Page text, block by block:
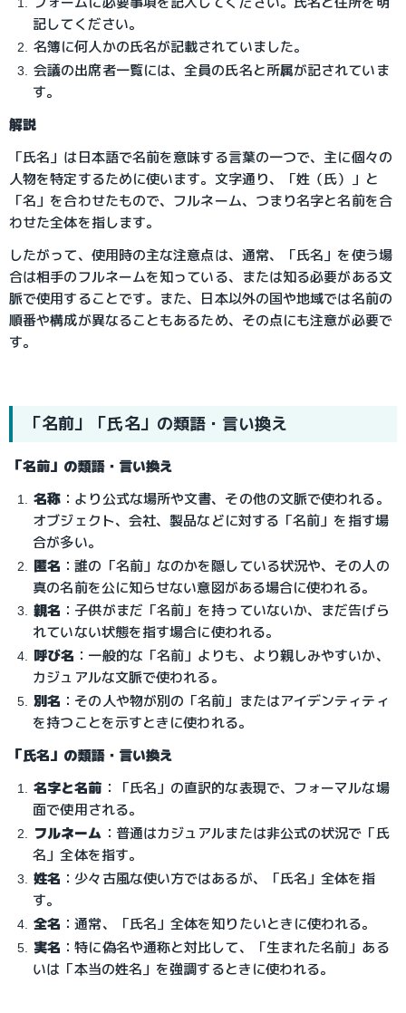
記してください。
名簿に何人かの氏名が記載されていました。
会議の出席者一覧には、全員の氏名と所属が記されていま
す。
解説
「氏名」は日本語で名前を意味する言葉の一つで、主に個々の
人物を特定するために使います。文字通り、「姓（氏）」と
「名」を合わせたもので、フルネーム、つまり名字と名前を合
わせた全体を指します。
したがって、使用時の主な注意点は、通常、「氏名」を使う場
合は相手のフルネームを知っている、または知る必要がある文
脈で使用することです。また、日本以外の国や地域では名前の
順番や構成が異なることもあるため、その点にも注意が必要で
す。
「名前」「氏名」の類語・言い換え
「名前」の類語・言い換え
名称 ：より公式な場所や文書、その他の文脈で使われる。
オブジェクト、会社、製品などに対する「名前」を指す場
合が多い。
匿名 ：誰の「名前」なのかを隠している状況や、その人の
真の名前を公に知らせない意図がある場合に使われる。
親名 ：子供がまだ「名前」を持っていないか、まだ告げら
れていない状態を指す場合に使われる。
呼び名 ：一般的な「名前」よりも、より親しみやすいか、
カジュアルな文脈で使われる。
別名 ：その人や物が別の「名前」またはアイデンティティ
を持つことを示すときに使われる。
「氏名」の類語・言い換え
名字と名前 ：「氏名」の直訳的な表現で、フォーマルな場
面で使用される。
フルネーム ：普通はカジュアルまたは非公式の状況で「氏
名」全体を指す。
姓名 ：少々古風な使い方ではあるが、「氏名」全体を指
す。
全名 ：通常、「氏名」全体を知りたいときに使われる。
実名 ：特に偽名や通称と対比して、「生まれた名前」ある
いは「本当の姓名」を強調するときに使われる。